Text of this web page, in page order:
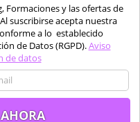
BLOG | 2 Comentarios
Formaciones y las ofertas de
suscribirse acepta nuestra
a lo establecido
de Datos (RGPD).Aviso
de datos